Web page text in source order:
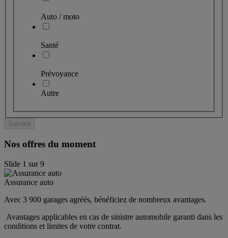
Auto / moto
Santé
Prévoyance
Autre
Suivant
Nos offres du moment
Slide 1 sur9
Assurance auto
Avec 3 900 garages agréés, bénéficiez de nombreux avantages.
Avantages applicables en cas de sinistre automobile garanti dans les
conditions et limites de votre contrat.